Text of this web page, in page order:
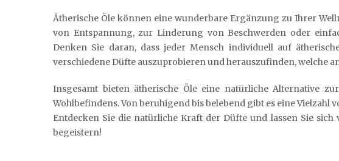
Ätherische Öle können eine wunderbare Ergänzung zu Ihrer
von Entspannung, zur Linderung von Beschwerden oder
Denken Sie daran, dass jeder Mensch individuell auf
verschiedene Düfte auszuprobieren und herauszufinden, welche
Insgesamt bieten ätherische Öle eine natürliche Alternative
Wohlbefindens. Von beruhigend bis belebend gibt es eine
Entdecken Sie die natürliche Kraft der Düfte und lassen Sie
begeistern!